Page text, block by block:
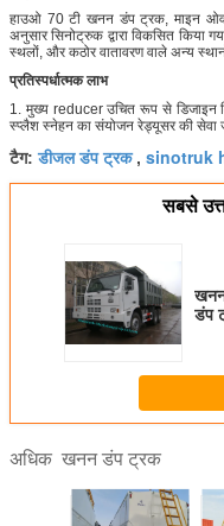
हाउओ 70 टी खनन डंप ट्रक, माइन
अनुसार सिनोट्रुक द्वारा विकसित किया
स्थलों, और कठोर वातावरण वाले अन्य
प्रतिस्पर्धात्मक लाभ
1. मुख्य reducer उचित रूप से डिजाइन
स्प्लैश स्नेहन का संयोजन रेड्यूसर की सेवा
टैग:डीजल डंप ट्रक, sinotruk
सबसे
खनन
डंप
अधिक खनन डंप ट्रक